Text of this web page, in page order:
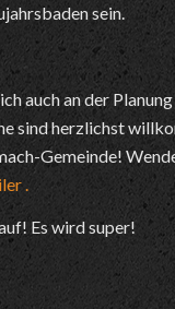
sein.
auch an der
sind herzlichst
Gemeinde!
.
Es wird super!